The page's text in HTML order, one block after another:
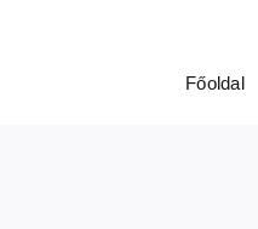
Főoldal